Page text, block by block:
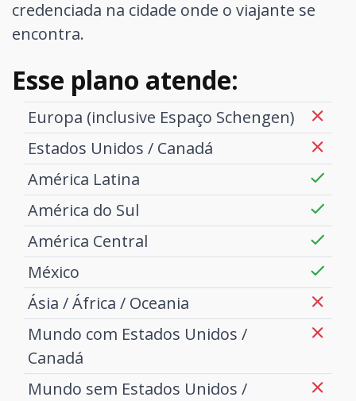
credenciada na cidade onde o viajante se
encontra.
Esse plano atende:
Europa (inclusive Espaço Schengen)
Estados Unidos / Canadá
América Latina
América do Sul
América Central
México
Ásia / África / Oceania
Mundo com Estados Unidos /
Canadá
Mundo sem Estados Unidos /